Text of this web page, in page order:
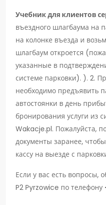
Учебник для клиентов
въездного шлагбаума на
на колонке въезда и
шлагбаум откроется
указанные в
системе парковки). ). 2.
необходимо предъявить
автостоянки в день
бронирования услуги из
Wakacje.pl. Пожалуйста,
документы заранее,
кассу на выезде с
Если у вас есть вопросы,
P2 Pyrzowice по телефону